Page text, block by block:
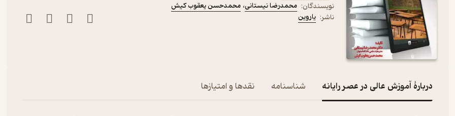
نویسندگان: محمدرضا نیستانی، محمدحسن یعقوب کیش
ناشر: یاروین
دربارۀ آموزش عالی در عصر رایانه شناسنامه نقدها و امتیازها